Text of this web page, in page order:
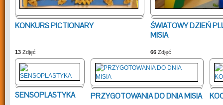
KONKURS PICTIONARY
13 Zdjęć
ŚWIATOWY DZIEŃ
MISIA
66 Zdjęć
SENSOPLASTYKA PRZYGOTOWANIA DO DNIA MISIA